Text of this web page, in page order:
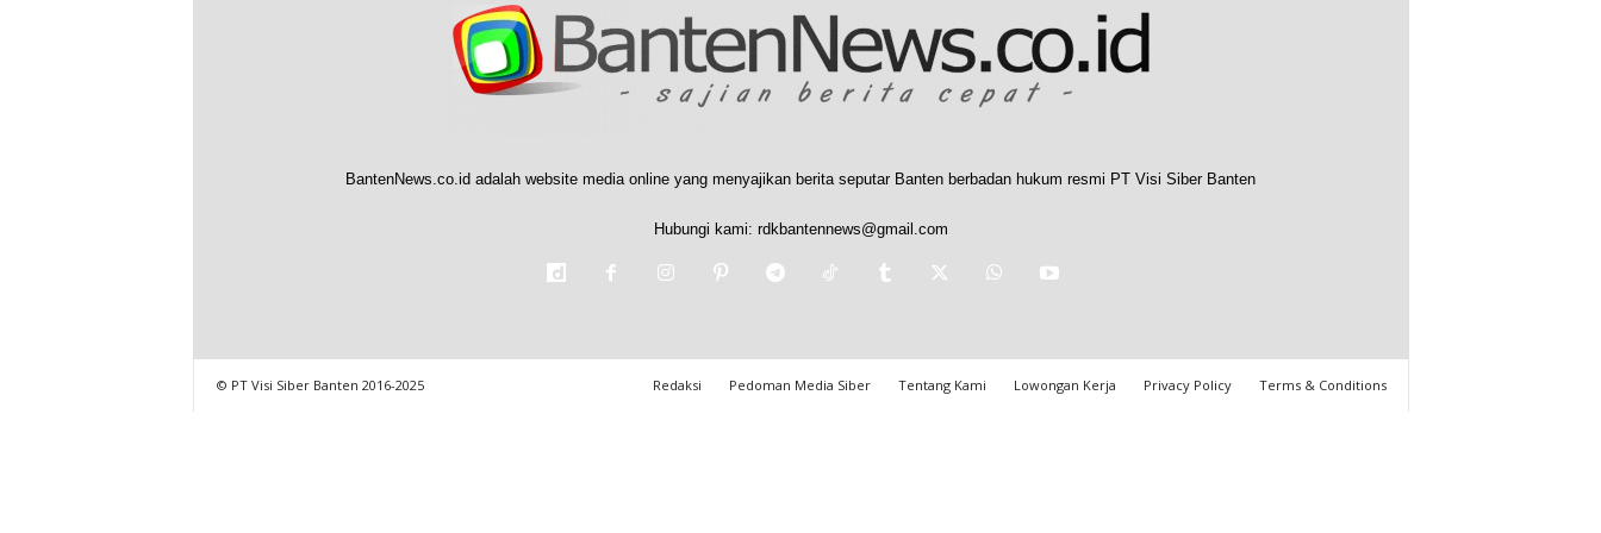
BantenNews.co.id adalah website media online yang menyajikan berita seputar Banten berbadan hukum resmi PT Visi Siber Banten
Hubungi kami: rdkbantennews@gmail.com
Redaksi Pedoman Media Siber Tentang Kami Lowongan Kerja Privacy Policy Terms & Conditions
© PT Visi Siber Banten 2016-2025